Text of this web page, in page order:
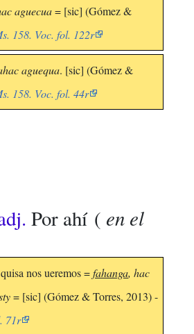
aguecua= [sic] (Gómez &
158. Voc. fol. 122r
aguequa. [sic] (Gómez &
158. Voc. fol. 44r
Por ahí( en el
nos ueremos =fahanga, hac
= [sic] (Gómez & Torres, 2013) -
71r